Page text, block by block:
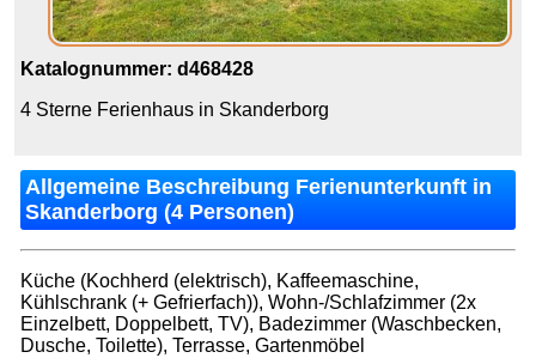
Katalognummer: d468428
4 Sterne Ferienhaus in Skanderborg
Allgemeine Beschreibung Ferienunterkunft in
Skanderborg (4 Personen)
Küche (Kochherd (elektrisch), Kaffeemaschine,
Kühlschrank (+ Gefrierfach)), Wohn-/Schlafzimmer (2x
Einzelbett, Doppelbett, TV), Badezimmer (Waschbecken,
Dusche, Toilette), Terrasse, Gartenmöbel